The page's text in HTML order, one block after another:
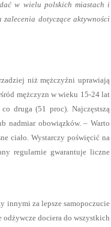
w wielu polskich miastach i
zalecenia dotyczące aktywności
niż mężczyźni uprawiają
mężczyzn w wieku 15-24 lat
druga (51 proc). Najczęstszą
nadmiar obowiązków. – Warto
ciało. Wystarczy poświęcić na
regularnie gwarantuje liczne
innymi za lepsze samopoczucie
dociera do wszystkich